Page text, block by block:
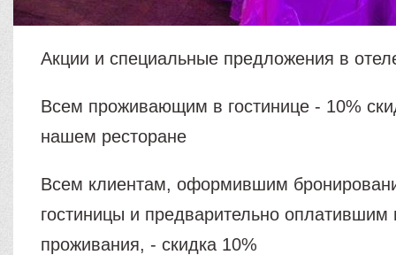
Акции и специальные предложения в
Всем проживающим в гостинице - 10%
нашем ресторане
Всем клиентам, оформившим
гостиницы и предварительно оплатившим
проживания, - скидка 10%